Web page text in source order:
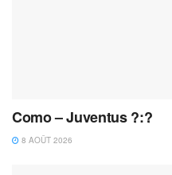
Como – Juventus ?:?
8 AOÛT 2026